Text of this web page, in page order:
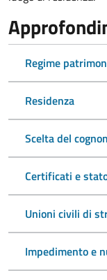
Regime
Residenza
Scelta del
Certificati e
Unioni civili di
Impedimento e